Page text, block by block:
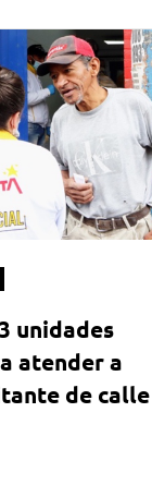
unidades
atender a
de calle